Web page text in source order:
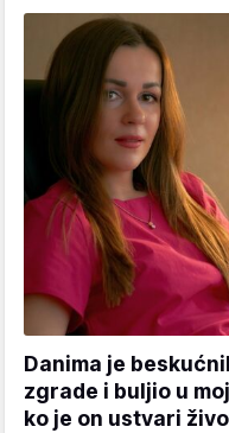
Danima je
zgrade i buljio u
ko je on ustvari